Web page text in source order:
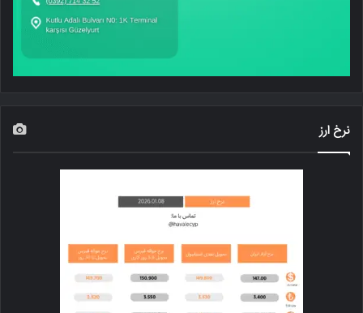
نرخ ارز